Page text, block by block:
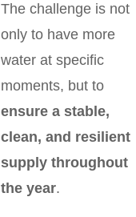
The challenge is not
only to have more
water at specific
moments, but to
ensure a stable,
clean, and resilient
supply throughout
the year.